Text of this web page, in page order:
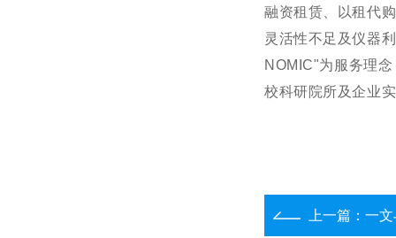
融资租 赁 以租代购
灵 活性不足 及仪器利
N OM IC"为 服务理念
校科研院所及企业实
上一篇： 一文